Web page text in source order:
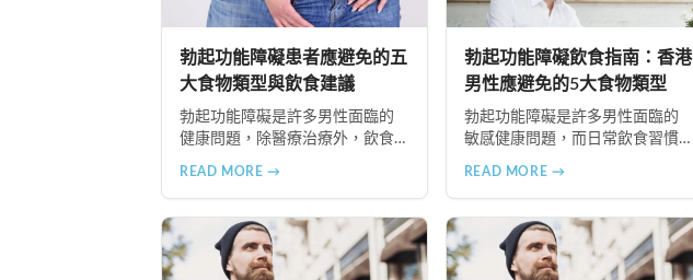
勃起功能障礙患者應避免的五
大食物類型與飲食建議
勃起功能障礙是許多男性面臨的
健康問題，除醫療治療外，飲食
食品、辛辣刺激性食材、含咖啡
因飲品及酒精類飲料，並提供飲
食調理的實用建議與專業治療選
READ MORE →
勃起功能障礙飲食指南：香港
男性應避免的5大食物類型
勃起功能障礙是許多男性面臨的
敏感健康問題，而日常飲食習慣
食品、高糖分食物、精緻加工食
品、咖啡因與刺激性飲品以及酒
精類飲料，並提供健康的飲食替
READ MORE →